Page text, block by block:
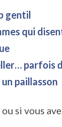
gentil
qui
parfois
paillasson
si vous